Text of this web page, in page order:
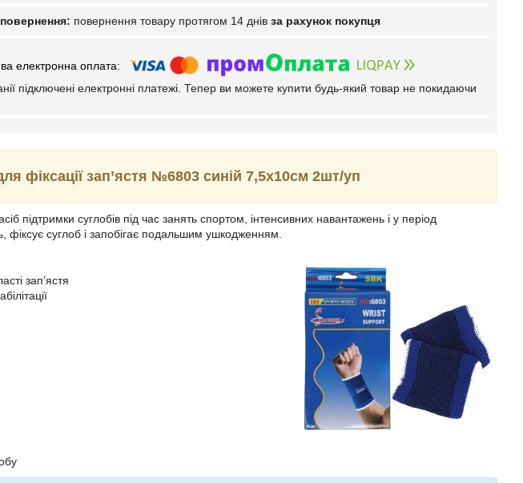
повернення товару протягом 14 днів за рахунок покупця
підключені електронні платежі. Тепер ви можете купити будь-який товар не покидаючи
фіксації зап’ястя №6803 синій 7,5х10см 2шт/уп
підтримки суглобів під час занять спортом, інтенсивних навантажень і у період
фіксує суглоб і запобігає подальшим ушкодженням.
зап’ястя